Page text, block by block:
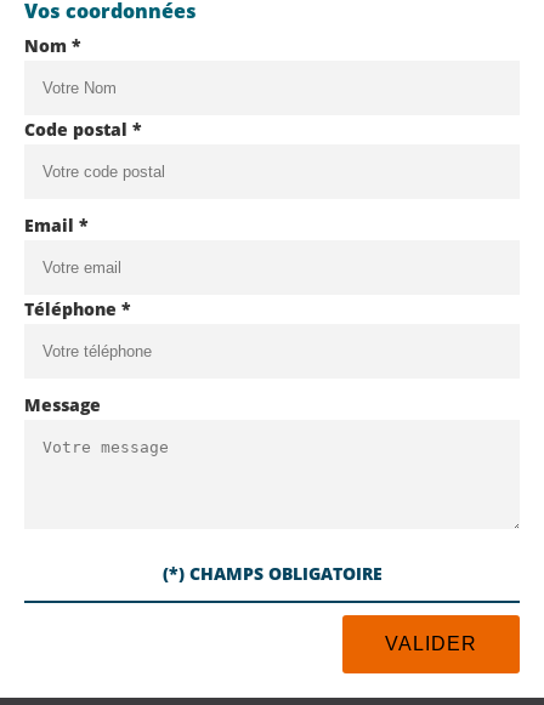
Vos coordonnées
Nom *
Code postal *
Email *
Téléphone *
Message
(*) CHAMPS OBLIGATOIRE